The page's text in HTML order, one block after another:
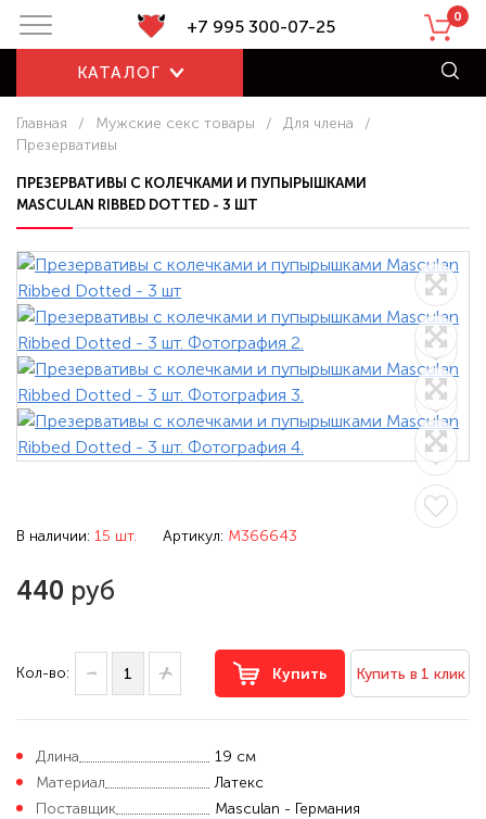
+7 995 300-07-25 0
КАТАЛОГ
Главная / Мужские секс товары / Для члена
/
Презервативы
ПРЕЗЕРВАТИВЫ С КОЛЕЧКАМИ И ПУПЫРЫШКАМИ
MASCULAN RIBBED DOTTED - 3 ШТ
В наличии: 15 шт. Артикул: M366643
440 руб
Кол-во: Купить Купить в 1 клик
Длина
19 см
Материал
Латекс
Поставщик
Masculan - Германия